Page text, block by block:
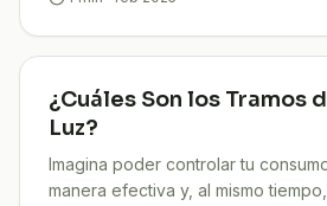
¿Cuáles Son los Tramos
Luz?
Imagina poder controlar tu
manera efectiva y, al mismo